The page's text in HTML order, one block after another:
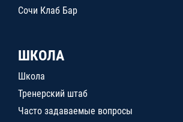
Сочи Клаб Бар
ШКОЛА
Школа
Тренерский штаб
Часто задаваемые вопросы